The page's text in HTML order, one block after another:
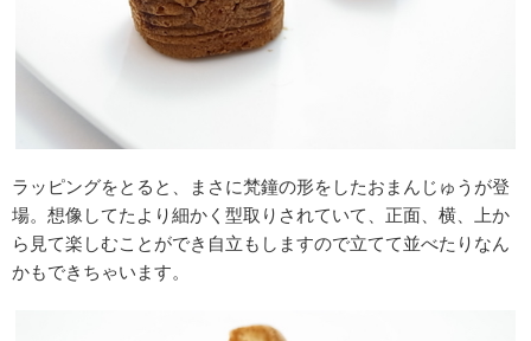
ラッピングをとると、まさに梵鐘の形をしたおまんじゅうが登
場。想像してたより細かく型取りされていて、正面、横、上か
ら見て楽しむことができ自立もしますので立てて並べたりなん
かもできちゃいます。